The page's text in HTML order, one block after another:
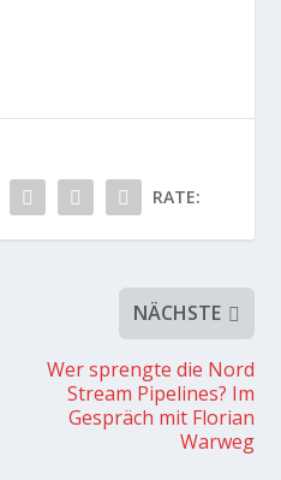
RATE:
NÄCHSTE
Wer sprengte die Nord
Stream Pipelines? Im
Gespräch mit Florian
Warweg